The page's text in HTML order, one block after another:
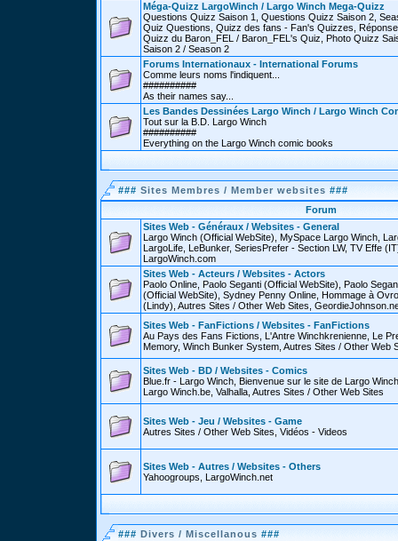
Méga-Quizz LargoWinch / Largo Winch Mega-Quizz
Questions Quizz Saison 1, Questions Quizz Saison 2,
Quiz Questions, Quizz des fans - Fan's Quizzes,
Quizz du Baron_FEL / Baron_FEL's Quiz, Photo Quizz
Saison 2 / Season 2
Forums Internationaux - International Forums
Comme leurs noms l'indiquent...
##########
As their names say...
Les Bandes Dessinées Largo Winch / Largo Winch
Tout sur la B.D. Largo Winch
##########
Everything on the Largo Winch comic books
### Sites Membres / Member websites ###
Forum
Sites Web - Généraux / Websites - General
Largo Winch (Official WebSite), MySpace Largo Winch,
LargoLife, LeBunker, SeriesPrefer - Section LW, TV Effe
LargoWinch.com
Sites Web - Acteurs / Websites - Actors
Paolo Online, Paolo Seganti (Official WebSite), Paolo
(Official WebSite), Sydney Penny Online, Hommage à
(Lindy), Autres Sites / Other Web Sites,
Sites Web - FanFictions / Websites - FanFictions
Au Pays des Fans Fictions, L'Antre Winchkrenienne, Le
Memory, Winch Bunker System, Autres Sites / Other Web
Sites Web - BD / Websites - Comics
Blue.fr - Largo Winch, Bienvenue sur le site de Largo
Largo Winch.be, Valhalla, Autres Sites / Other Web Sites
Sites Web - Jeu / Websites - Game
Autres Sites / Other Web Sites, Vidéos - Videos
Sites Web - Autres / Websites - Others
Yahoogroups, LargoWinch.net
### Divers / Miscellanous ###